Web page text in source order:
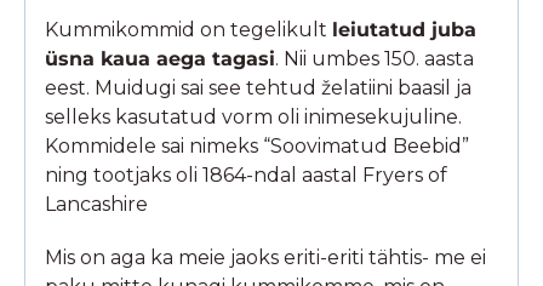
Kummikommid on tegelikult leiutatud juba
üsna kaua aega tagasi. Nii umbes 150. aasta
eest. Muidugi sai see tehtud želatiini baasil ja
selleks kasutatud vorm oli inimesekujuline.
Kommidele sai nimeks “Soovimatud Beebid”
ning tootjaks oli 1864-ndal aastal Fryers of
Lancashire
Mis on aga ka meie jaoks eriti-eriti tähtis- me ei